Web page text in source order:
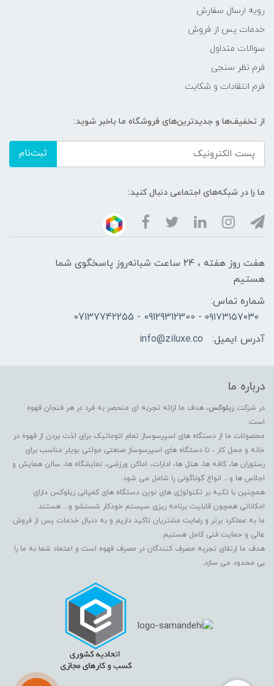
رویه ارسال سفارش
خدمات پس از فروش
سوالات متداول
فرم نظر سنجی
فرم انتقادات و شکایت
از تخفیف‌ها و جدیدترین‌های فروشگاه ما باخبر شوید:
ثبت‌نام
ما را در شبکه‌های اجتماعی دنبال کنید:
هفت روز هفته ، ۲۴ ساعت شبانه‌روز پاسخگوی شما
هستیم
شماره تماس:
۰۹۱۷۳۱۵۷۰۳۰ - 09129312300 - 07137742255
آدرس ایمیل:
info@ziluxe.co
درباره ما
در شرکت زیلوکس، هدف ما ارائه تجربه ای منحصر به فرد در هر فنجان قهوه
است.
محصولات ما از دستگاه های اسپرسوساز تمام اتوماتیک برای لذت بردن از قهوه در
خانه و محل کار ، تا دستگاه های اسپرسوساز صنعتی مولتی بویلر مناسب برای
رستوران ها، کافه ها، هتل ها، ادارات، اماکن ورزشی، نمایشگاه ها، سالن همایش و
اجلاس ها و... انواع گوناگونی را شامل می شود.
همچنین با تکیه بر تکنولوژی های نوین دستگاه های کمپانی زیلوکس دارای
امکاناتی همچون قابلیت برنامه ریزی سیستم خودکار شستشو و... هستند.
ما به عملکرد برتر و رضایت مشتریان تاکید داریم و به دنبال خدمات پس از فروش
عالی و حمایت فنی کامل هستیم.
هدف ما ارتقای تجربه مصرف کنندگان در مصرف قهوه است و اعتماد شما به ما را
بی محدود می سازد.